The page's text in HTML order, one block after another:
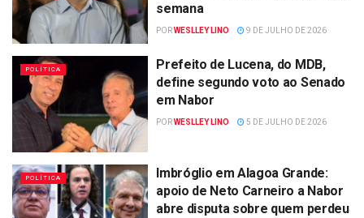
semana
PORWESLLEY LINO 9 DE JULHO DE 2026
POLÍTICA
Prefeito de Lucena, do MDB,
define segundo voto ao Senado
em Nabor
PORWESLLEY LINO 5 DE JULHO DE 2026
POLÍTICA
Imbróglio em Alagoa Grande:
apoio de Neto Carneiro a Nabor
abre disputa sobre quem perdeu